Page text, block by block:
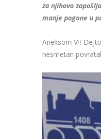
za njihovo
manje pogone u
Aneksom VII
nesmetan